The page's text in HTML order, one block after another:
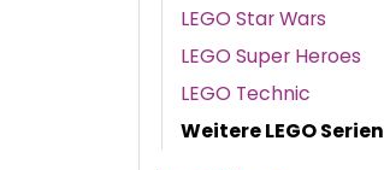
LEGO Star Wars
LEGO Super Heroes
LEGO Technic
Weitere LEGO Serien